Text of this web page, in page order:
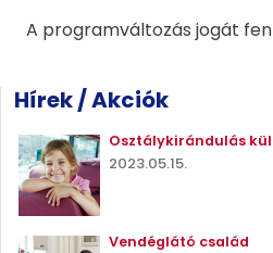
A programváltozás jogát
Hírek / Akciók
Osztálykirándulás
2023.05.15.
Vendéglátó család